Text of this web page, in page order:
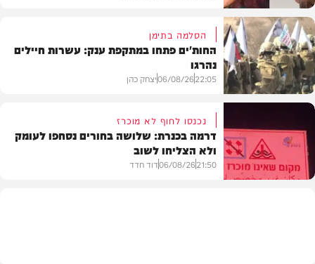
צבא וביטחון
בעולם
הסלמה בתימן
החות'ים פתחו במתקפת ענק: עשרות חיילים
נהרגו
22:05
06/08/26יצחק כהן
נכנסו לחוף לא מוכרז
דרמה בכנרת: שלושה בחורים נסחפו לעומק
ולא הצליחו לשוב
21:50
06/08/26דוד חדד